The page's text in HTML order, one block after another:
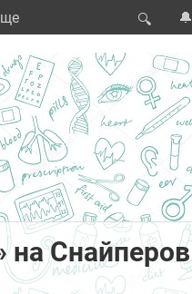
🔍 🔔
на Снайперов